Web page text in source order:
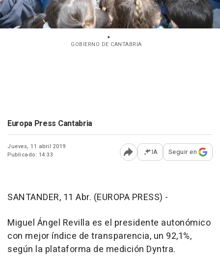
GOBIERNO DE CANTABRIA
Europa Press Cantabria
Jueves, 11 abril 2019
Publicado: 14:33
Abrir opciones para
IA Seguir en
SANTANDER, 11 Abr. (EUROPA PRESS) -
Miguel Ángel Revilla es el presidente autonómico
con mejor índice de transparencia, un 92,1%,
según la plataforma de medición Dyntra.